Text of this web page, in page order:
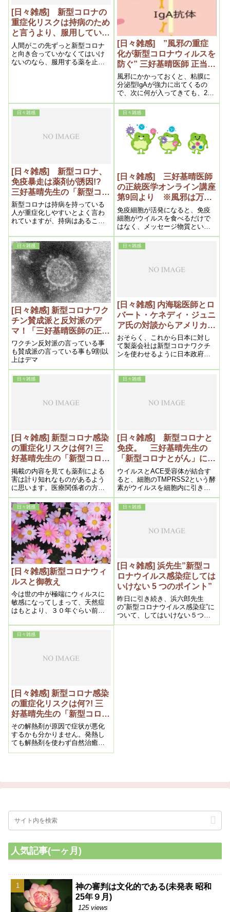
[日々雑感] 新型コロナの
重症化リスクは持病のため
と言うより、服用している
薬が原因では・・？ 浜六
郎先生の臨床副作用ノート
に学ぶ
人間がこの先ずっと新型コロナ
と向き合っていかなくてはいけ
ないのなら、服用する薬を止め
[日々雑感] ”風邪の重症
化が新型コロナウィルスを
防ぐ” 三好基晴医師 正当医
学オンライン講座より
風邪にかかっておくと、粘膜に
分泌型IgAが強力に出てくるの
で、次に何が入ってきても、2、
3年は大丈夫だろうと言われてい
る。ワクチンを打ってもIgA抗体
は出てこない。
日々雑感
[日々雑感] 新型コロナ、
免疫暴走は薬剤が誘因!?
三好基晴先生の「新型コロ
ナとがん」に学ぶ。(その
2)
新型コロナは持病を持っている
人が重症化しやすいとよく言わ
れていますが、持病はあること
常時服用している持病の薬が重
症化を招いているのではないか
と思っていたのですが、その答
えもありました。
日々雑感
[日々雑感] 三好基晴医師
の正統医学オンライン講座
第9回より ※風邪は万病
の元ではなく万病の予防！
免疫細胞が活発になると、免疫
細胞がウイルスを食べるだけで
はなく、メッセージ物質という
ものを出しているということが
最近わかってきていて、認知機
能を高めるとか心臓の機能を高
ど、免疫機能を高めることで出
日々雑感
[日々雑感] 新型コロナワク
チン賛成派と反対派のデ
マ！「三好基晴医師の正統
医学オンライン講座」に学
ぶ。
ワクチン反対派の言っている事
も賛成派の言っている事も9割以
上はデマ
日々雑感
[日々雑感] 内海聡医師とロ
バート・ケネディ・ジュニ
ア氏の対談からアメリカの
ワクチン事情を学ぶ。「新
型コロナワクチンの正体」
内海聡著より
おそらく、これから日本に対し
て製薬会社は新型コロナワクチ
ンを使わせるように日本政府に
ょう
日々雑感
[日々雑感] 新型コロナ感染
の重症化リスクは何?! 三
好基晴先生の「新型コロナ
とがん」に学ぶ。 （その
3）
掲載の内容を見ても薬剤による
害は計り知れなものがあるよう
に思います。医療関係者の方々
には是非、薬害と真剣向き合っ
て改善に向かっていただける事
を願います。
日々雑感
[日々雑感] 新型コロナと
免疫。 三好基晴先生の
「新型コロナとがん」に学
ぶ。
ウイルスとACE受容体が結合す
ると、細胞のTMPRSS2という酵
素がウイルスを細胞内に引き込
みます。細胞内に侵入したウイ
ルスは人の遺伝子を利用して増
殖します。増殖したウイルスを
きるようにします。
日々雑感
[日々雑感]新型コロナウィ
ルスと御教え
今は世の中が極端にウィルスに
敏感になってしまって、天然痘
はもとより、３０年ぐらい前ま
っていた麻疹などまで、今では
麻疹の患者さんが出たらニュー
痛めております。
日々雑感
[日々雑感] 浜先生”新型コ
ロナウイルス感染症しては
いけない 5 つのポイント”
昨日に引き続き、浜六郎先生
の”新型コロナウイルス感染症”に
ついて、してはいけない５つの
ポイントを引用掲載させていた
日々雑感
[日々雑感] 新型コロナ感染
の重症化リスクは何?! 三
好基晴先生の「新型コロナ
とがん」に学ぶ。
その解熱剤が原因で症状が悪化
するかも分かりません。発熱し
ても解熱剤を使わず自然治癒で
熱が下がり回復している人は少
人気記事(一ヶ月)
神の審判は文化的である(未発表 昭和
25年９月)
125 views